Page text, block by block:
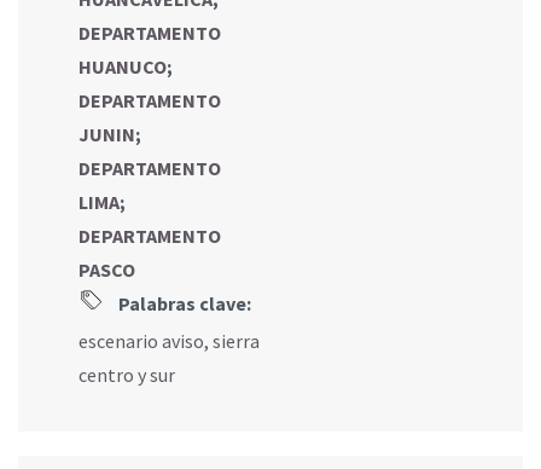
DEPARTAMENTO
HUANUCO;
DEPARTAMENTO
JUNIN;
DEPARTAMENTO
LIMA;
DEPARTAMENTO
PASCO
Palabras clave:
escenario aviso, sierra
centro y sur